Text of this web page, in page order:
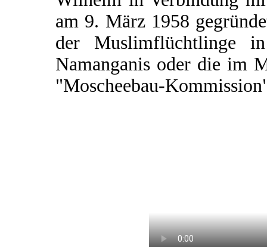
am 9. März 1958
der Muslimflüchtlinge
Namanganis oder die im
"Moscheebau-